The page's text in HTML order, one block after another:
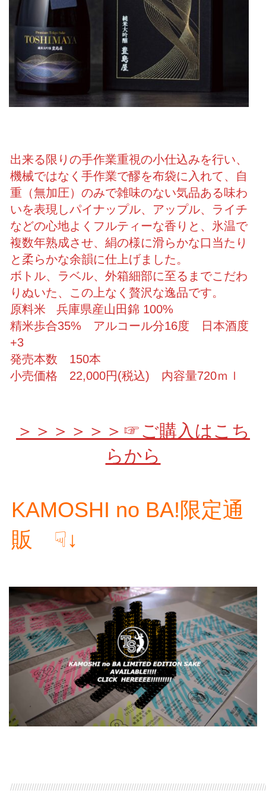
出来る限りの手作業重視の小仕込みを行い、
機械ではなく手作業で醪を布袋に入れて、自
重（無加圧）のみで雑味のない気品ある味わ
いを表現しパイナップル、アップル、ライチ
などの心地よくフルティーな香りと、氷温で
複数年熟成させ、絹の様に滑らかな口当たり
と柔らかな余韻に仕上げました。
ボトル、ラベル、外箱細部に至るまでこだわ
りぬいた、この上なく贅沢な逸品です。
原料米 兵庫県産山田錦 100%
精米歩合35% アルコール分16度 日本酒度
+3
発売本数 150本
小売価格 22,000円(税込) 内容量720ｍｌ
＞＞＞＞＞＞☞ご購入はこち
らから
KAMOSHI no BA!限定通
販 ☟↓